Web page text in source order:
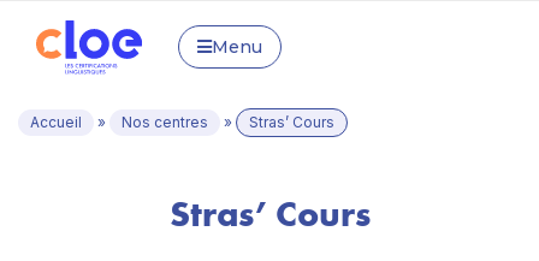
Menu
Accueil » Nos centres » Stras’ Cours
Stras’ Cours